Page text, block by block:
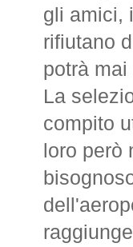
gli amici,
rifiutano
potrà
La
compito
loro